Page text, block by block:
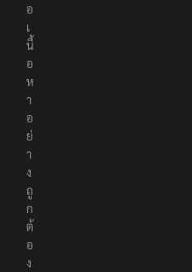
อ
เ
นื้
อ
ห
า
อ
ย่
า
ง
ถู
ก
ต้
อ
ง